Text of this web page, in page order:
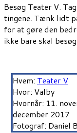
Besøg Teater V.
tingene. Tænk lidt
for at gøre den
ikke bare skal
Hvem: Teater V
Hvor: Valby
Hvornår: 11.
december 2017
Fotograf: Daniel